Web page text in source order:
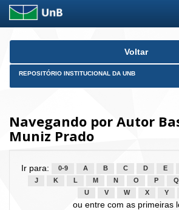
Skip
Voltar
REPOSITÓRIO INSTITUCIONAL DA UNB
Navegando por Autor
Muniz Prado
Ir para: 0-9 A B C D E
J
K L M N O P Q
U
V W X Y
ou entre com as primeiras